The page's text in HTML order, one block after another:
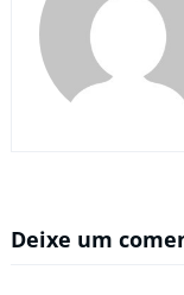
Deixe um